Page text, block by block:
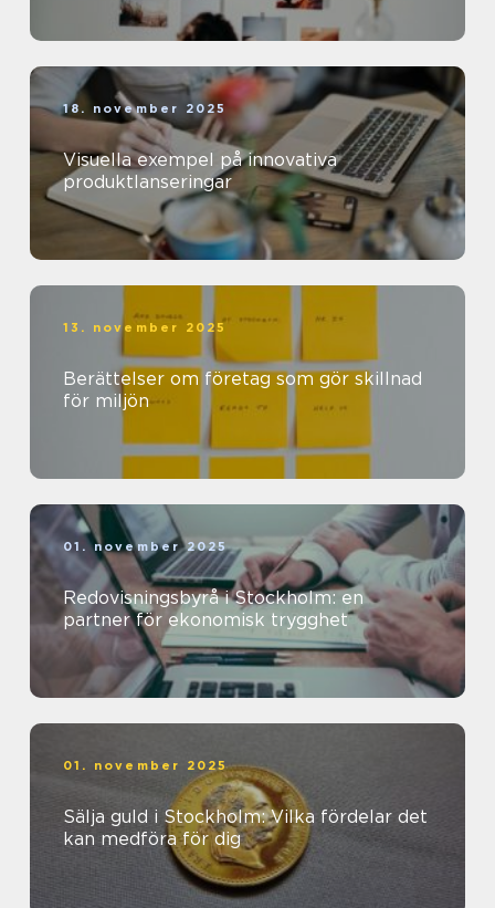
18. november 2025
Visuella exempel på innovativa
produktlanseringar
13. november 2025
Berättelser om företag som gör skillnad
för miljön
01. november 2025
Redovisningsbyrå i Stockholm: en
partner för ekonomisk trygghet
01. november 2025
Sälja guld i Stockholm: Vilka fördelar det
kan medföra för dig